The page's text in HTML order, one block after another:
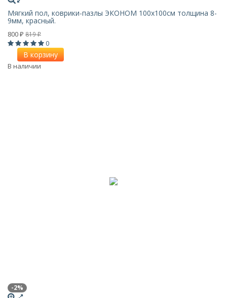
Мягкий пол, коврики-пазлы ЭКОНОМ 100х100см толщина 8-
9мм, красный.
800 ₽ 819₽
0
В корзину
В наличии
-2%